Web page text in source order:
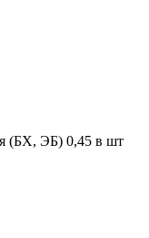
(БХ, ЭБ) 0,45 в шт